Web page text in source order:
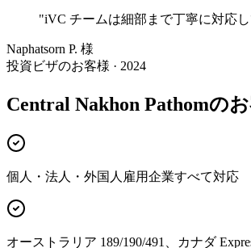
"iVC チームは細部まで丁寧に対応
Naphatsorn P. 様
投資ビザのお客様 · 2024
Central Nakhon Pathomの
個人・法人・外国人雇用企業すべて対応
オーストラリア 189/190/491、カナダ